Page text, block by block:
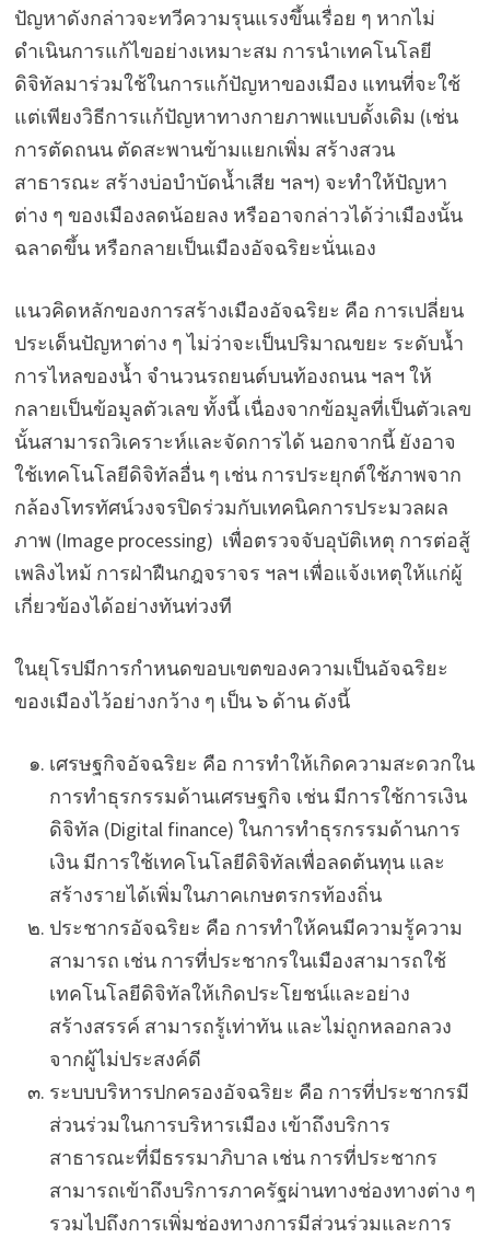
ปัญหาดังกล่าวจะทวีความรุนแรงขึ้นเรื่อย ๆ หากไม่
ดำเนินการแก้ไขอย่างเหมาะสม การนำเทคโนโลยี
ดิจิทัลมาร่วมใช้ในการแก้ปัญหาของเมือง แทนที่จะใช้
แต่เพียงวิธีการแก้ปัญหาทางกายภาพแบบดั้งเดิม (เช่น
การตัดถนน ตัดสะพานข้ามแยกเพิ่ม สร้างสวน
สาธารณะ สร้างบ่อบำบัดน้ำเสีย ฯลฯ) จะทำให้ปัญหา
ต่าง ๆ ของเมืองลดน้อยลง หรืออาจกล่าวได้ว่าเมืองนั้น
ฉลาดขึ้น หรือกลายเป็นเมืองอัจฉริยะนั่นเอง
แนวคิดหลักของการสร้างเมืองอัจฉริยะ คือ การเปลี่ยน
ประเด็นปัญหาต่าง ๆ ไม่ว่าจะเป็นปริมาณขยะ ระดับน้ำ
การไหลของน้ำ จำนวนรถยนต์บนท้องถนน ฯลฯ ให้
กลายเป็นข้อมูลตัวเลข ทั้งนี้ เนื่องจากข้อมูลที่เป็นตัวเลข
นั้นสามารถวิเคราะห์และจัดการได้ นอกจากนี้ ยังอาจ
ใช้เทคโนโลยีดิจิทัลอื่น ๆ เช่น การประยุกต์ใช้ภาพจาก
กล้องโทรทัศน์วงจรปิดร่วมกับเทคนิคการประมวลผล
ภาพ (Image processing) เพื่อตรวจจับอุบัติเหตุ การต่อสู้
เพลิงไหม้ การฝ่าฝืนกฎจราจร ฯลฯ เพื่อแจ้งเหตุให้แก่ผู้
เกี่ยวข้องได้อย่างทันท่วงที
ในยุโรปมีการกำหนดขอบเขตของความเป็นอัจฉริยะ
ของเมืองไว้อย่างกว้าง ๆ เป็น ๖ ด้าน ดังนี้
เศรษฐกิจอัจฉริยะ คือ การทำให้เกิดความสะดวกใน
การทำธุรกรรมด้านเศรษฐกิจ เช่น มีการใช้การเงิน
ดิจิทัล (Digital finance) ในการทำธุรกรรมด้านการ
เงิน มีการใช้เทคโนโลยีดิจิทัลเพื่อลดต้นทุน และ
สร้างรายได้เพิ่มในภาคเกษตรกรท้องถิ่น
ประชากรอัจฉริยะ คือ การทำให้คนมีความรู้ความ
สามารถ เช่น การที่ประชากรในเมืองสามารถใช้
เทคโนโลยีดิจิทัลให้เกิดประโยชน์และอย่าง
สร้างสรรค์ สามารถรู้เท่าทัน และไม่ถูกหลอกลวง
จากผู้ไม่ประสงค์ดี
ระบบบริหารปกครองอัจฉริยะ คือ การที่ประชากรมี
ส่วนร่วมในการบริหารเมือง เข้าถึงบริการ
สาธารณะที่มีธรรมาภิบาล เช่น การที่ประชากร
สามารถเข้าถึงบริการภาครัฐผ่านทางช่องทางต่าง ๆ
รวมไปถึงการเพิ่มช่องทางการมีส่วนร่วมและการ